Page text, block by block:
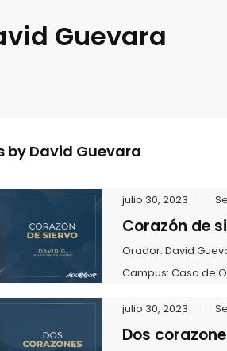
Guevara
by David Guevara
julio 30, 2023
Corazón de
Orador: David
Campus: Casa de
julio 30, 2023
Dos